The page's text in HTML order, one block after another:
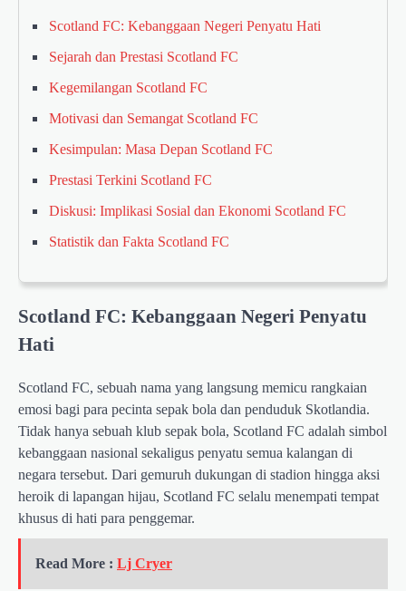
Scotland FC: Kebanggaan Negeri Penyatu Hati
Sejarah dan Prestasi Scotland FC
Kegemilangan Scotland FC
Motivasi dan Semangat Scotland FC
Kesimpulan: Masa Depan Scotland FC
Prestasi Terkini Scotland FC
Diskusi: Implikasi Sosial dan Ekonomi Scotland FC
Statistik dan Fakta Scotland FC
Scotland FC: Kebanggaan Negeri Penyatu
Hati
Scotland FC, sebuah nama yang langsung memicu rangkaian
emosi bagi para pecinta sepak bola dan penduduk Skotlandia.
Tidak hanya sebuah klub sepak bola, Scotland FC adalah simbol
kebanggaan nasional sekaligus penyatu semua kalangan di
negara tersebut. Dari gemuruh dukungan di stadion hingga aksi
heroik di lapangan hijau, Scotland FC selalu menempati tempat
khusus di hati para penggemar.
Read More : Lj Cryer